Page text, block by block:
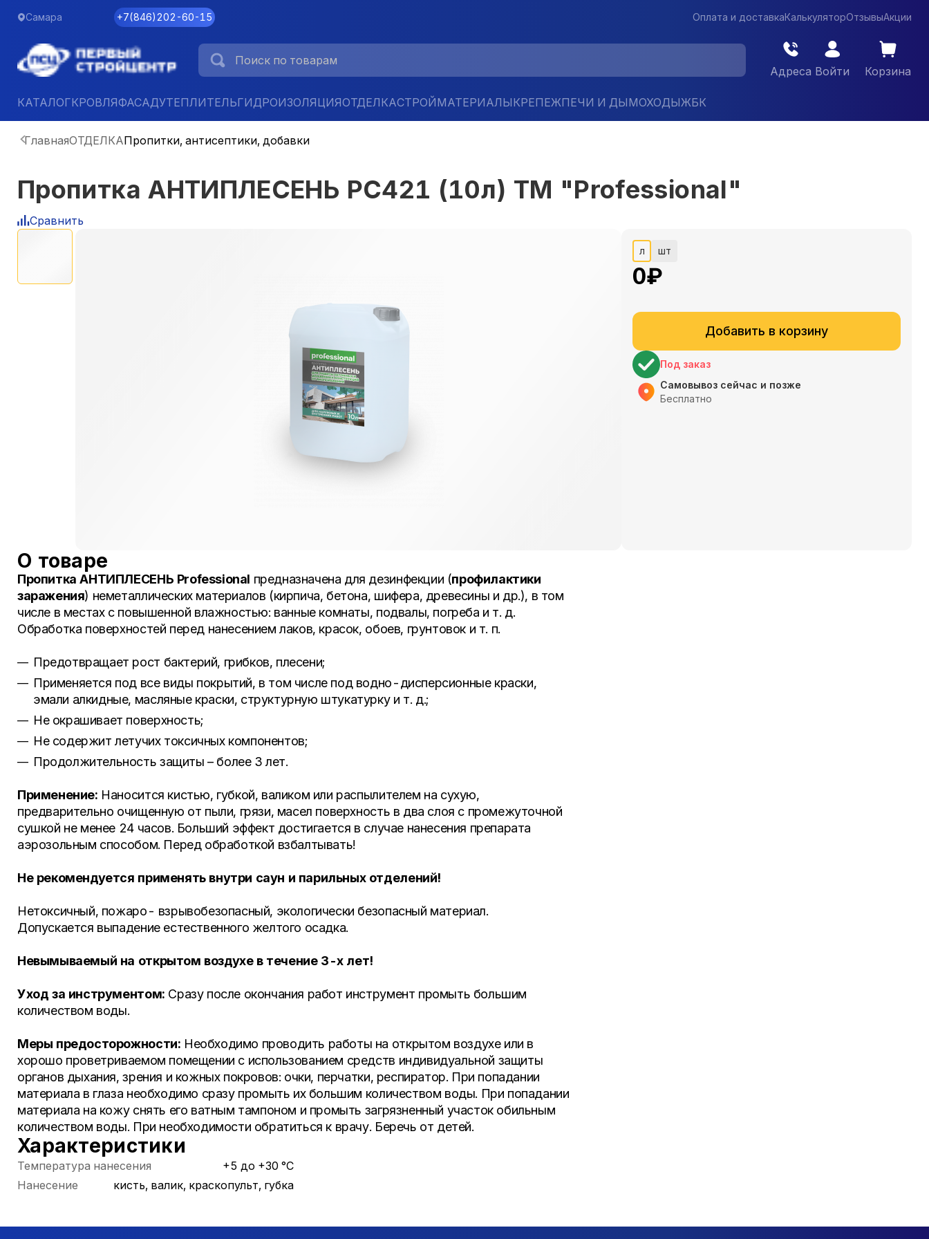
Самара +7(846)202-60-15 Оплата и доставкаКалькуляторОтзывыАкции
Адреса Войти Корзина
КАТАЛОГКРОВЛЯФАСАДУТЕПЛИТЕЛЬГИДРОИЗОЛЯЦИЯОТДЕЛКАСТРОЙМАТЕРИАЛЫКРЕПЕЖПЕЧИ И ДЫМОХОДЫЖБК
ГлавнаяОТДЕЛКАПропитки, антисептики, добавки
Пропитка АНТИПЛЕСЕНЬ PC421 (10л) ТМ "Professional"
Сравнить
л шт
0₽
Добавить в корзину
Под заказ
Самовывоз сейчас и позже
Бесплатно
О товаре
Пропитка АНТИПЛЕСЕНЬ Professional предназначена для дезинфекции (профилактики
заражения) неметаллических материалов (кирпича, бетона, шифера, древесины и др.), в том
числе в местах с повышенной влажностью: ванные комнаты, подвалы, погреба и т. д.
Обработка поверхностей перед нанесением лаков, красок, обоев, грунтовок и т. п.
Предотвращает рост бактерий, грибков, плесени;
Применяется под все виды покрытий, в том числе под водно-дисперсионные краски,
эмали алкидные, масляные краски, структурную штукатурку и т. д.;
Не окрашивает поверхность;
Не содержит летучих токсичных компонентов;
Продолжительность защиты – более 3 лет.
Применение: Наносится кистью, губкой, валиком или распылителем на сухую,
предварительно очищенную от пыли, грязи, масел поверхность в два слоя с промежуточной
сушкой не менее 24 часов. Больший эффект достигается в случае нанесения препарата
аэрозольным способом. Перед обработкой взбалтывать!
Не рекомендуется применять внутри саун и парильных отделений!
Нетоксичный, пожаро- взрывобезопасный, экологически безопасный материал.
Допускается выпадение естественного желтого осадка.
Невымываемый на открытом воздухе в течение 3-х лет!
Уход за инструментом: Сразу после окончания работ инструмент промыть большим
количеством воды.
Меры предосторожности: Необходимо проводить работы на открытом воздухе или в
хорошо проветриваемом помещении с использованием средств индивидуальной защиты
органов дыхания, зрения и кожных покровов: очки, перчатки, респиратор. При попадании
материала в глаза необходимо сразу промыть их большим количеством воды. При попадании
материала на кожу снять его ватным тампоном и промыть загрязненный участок обильным
количеством воды. При необходимости обратиться к врачу. Беречь от детей.
Характеристики
Температура нанесения
+5 до +30 °С
Нанесение
кисть, валик, краскопульт, губка